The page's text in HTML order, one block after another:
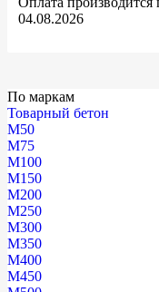
04.08.2026
По маркам
Товарный бетон
М50
М75
М100
М150
М200
М250
М300
М350
М400
М450